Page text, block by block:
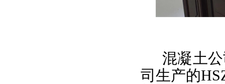
混凝土
司生产的